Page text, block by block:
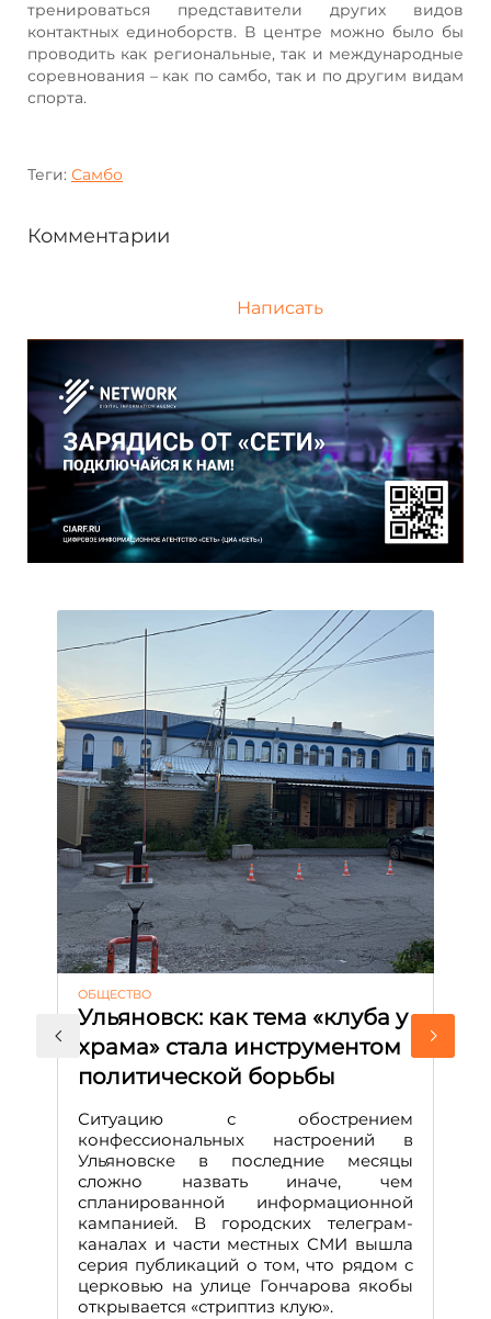
тренироваться представители других видов
контактных единоборств. В центре можно было бы
проводить как региональные, так и международные
соревнования – как по самбо, так и по другим видам
спорта.
Теги: Самбо
Комментарии
Написать
ОБЩЕСТВО
Ульяновск: как тема «клуба у
храма» стала инструментом
политической борьбы
Ситуацию с обострением
конфессиональных настроений в
Ульяновске в последние месяцы
сложно назвать иначе, чем
спланированной информационной
кампанией. В городских телеграм-
каналах и части местных СМИ вышла
серия публикаций о том, что рядом с
церковью на улице Гончарова якобы
открывается «стриптиз клую».